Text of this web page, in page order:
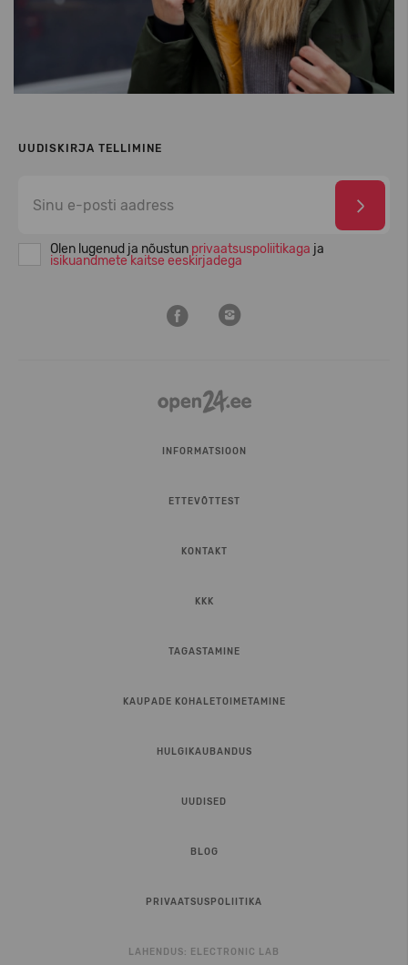
UUDISKIRJA TELLIMINE
Olen lugenud ja nõustun privaatsuspoliitikaga ja
isikuandmete kaitse eeskirjadega
INFORMATSIOON
ETTEVÕTTEST
KONTAKT
KKK
TAGASTAMINE
KAUPADE KOHALETOIMETAMINE
HULGIKAUBANDUS
UUDISED
BLOG
PRIVAATSUSPOLIITIKA
LAHENDUS: ELECTRONIC LAB